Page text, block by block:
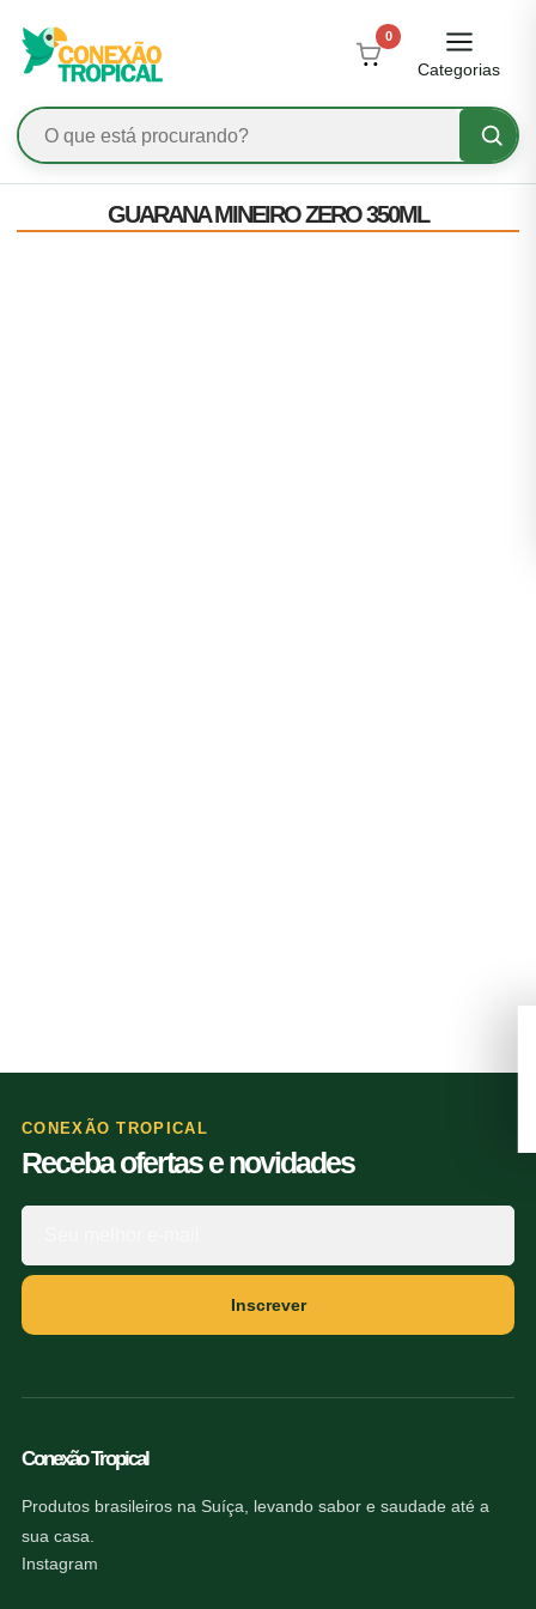
0
Categorias
GUARANA MINEIRO ZERO 350ML
CONEXÃO TROPICAL
Receba ofertas e novidades
Inscrever
Conexão Tropical
Produtos brasileiros na Suíça, levando sabor e saudade até a
sua casa.
Instagram